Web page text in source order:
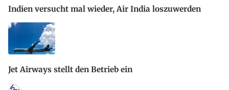
Indien versucht mal wieder, Air India loszuwerden
Jet Airways stellt den Betrieb ein